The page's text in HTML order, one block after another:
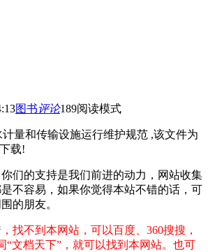
图书评论189阅读模式
计量和传输设施运行维护规范 ,该文件为
载!
们的支持是我们前进的动力，网站收集
不容易，如果你觉得本站不错的话，可
的朋友。
找不到本网站，可以百度、360搜搜，
“文档天下”，就可以找到本网站。也可